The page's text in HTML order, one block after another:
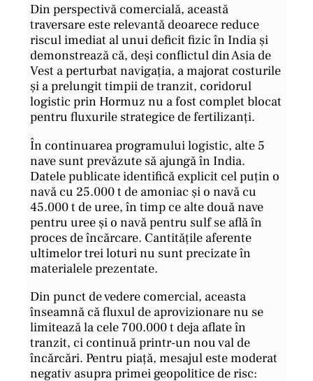
Din perspectivă comercială, această
traversare este relevantă deoarece reduce
riscul imediat al unui deficit fizic în India și
demonstrează că, deși conflictul din Asia de
Vest a perturbat navigația, a majorat costurile
și a prelungit timpii de tranzit, coridorul
logistic prin Hormuz nu a fost complet blocat
pentru fluxurile strategice de fertilizanți.
În continuarea programului logistic, alte 5
nave sunt prevăzute să ajungă în India.
Datele publicate identifică explicit cel puțin o
navă cu 25.000 t de amoniac și o navă cu
45.000 t de uree, în timp ce alte două nave
pentru uree și o navă pentru sulf se află în
proces de încărcare. Cantitățile aferente
ultimelor trei loturi nu sunt precizate în
materialele prezentate.
Din punct de vedere comercial, aceasta
înseamnă că fluxul de aprovizionare nu se
limitează la cele 700.000 t deja aflate în
tranzit, ci continuă printr-un nou val de
încărcări. Pentru piață, mesajul este moderat
negativ asupra primei geopolitice de risc: